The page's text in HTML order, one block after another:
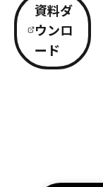
資料ダ
ウンロ
ード